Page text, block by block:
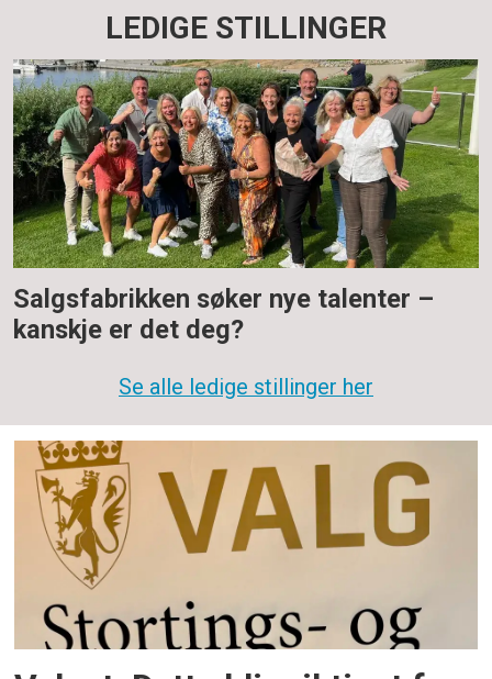
LEDIGE STILLINGER
Salgsfabrikken søker nye talenter –
kanskje er det deg?
Se alle ledige stillinger her